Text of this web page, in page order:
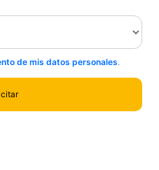
de mis datos personales.